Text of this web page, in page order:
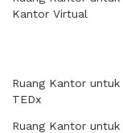
Kantor Virtual
Ruang Kantor untuk
TEDx
Ruang Kantor untuk